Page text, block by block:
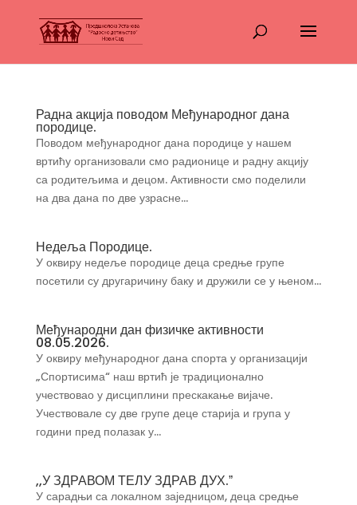
Радна акција поводом Међународног дана
породице.
Поводом међународног дана породице у нашем
вртићу организовали смо радионице и радну акцију
са родитељима и децом. Активности смо поделили
на два дана по две узрасне...
Недеља Породице.
У оквиру недеље породице деца средње групе
посетили су другаричину баку и дружили се у њеном...
Међународни дан физичке активности
08.05.2026.
У оквиру међународног дана спорта у организацији
„Спортисима“ наш вртић је традиционално
учествовао у дисциплини прескакање вијаче.
Учествовале су две групе деце старија и група у
години пред полазак у...
,,У ЗДРАВОМ ТЕЛУ ЗДРАВ ДУХ.ˮ
У сарадњи са локалном заједницом, деца средње